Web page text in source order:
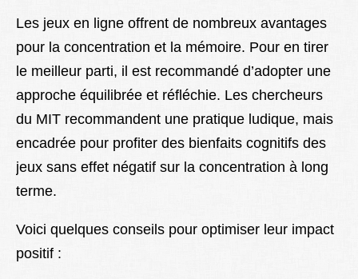
Les jeux en ligne offrent de nombreux avantages
pour la concentration et la mémoire. Pour en tirer
le meilleur parti, il est recommandé d’adopter une
approche équilibrée et réfléchie. Les chercheurs
du MIT recommandent une pratique ludique, mais
encadrée pour profiter des bienfaits cognitifs des
jeux sans effet négatif sur la concentration à long
terme.
Voici quelques conseils pour optimiser leur impact
positif :